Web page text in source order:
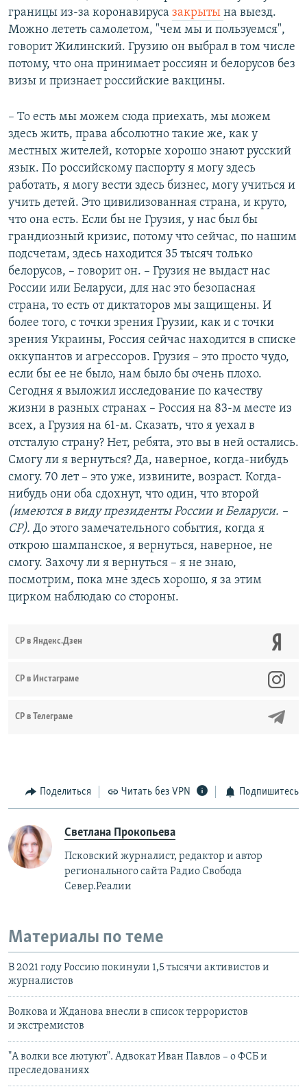
границы из-за коронавируса закрыты на выезд.
Можно лететь самолетом, "чем мы и пользуемся",
говорит Жилинский. Грузию он выбрал в том числе
потому, что она принимает россиян и белорусов без
визы и признает российские вакцины.
– То есть мы можем сюда приехать, мы можем
здесь жить, права абсолютно такие же, как у
местных жителей, которые хорошо знают русский
язык. По российскому паспорту я могу здесь
работать, я могу вести здесь бизнес, могу учиться и
учить детей. Это цивилизованная страна, и круто,
что она есть. Если бы не Грузия, у нас был бы
грандиозный кризис, потому что сейчас, по нашим
подсчетам, здесь находится 35 тысяч только
белорусов, – говорит он. – Грузия не выдаст нас
России или Беларуси, для нас это безопасная
страна, то есть от диктаторов мы защищены. И
более того, с точки зрения Грузии, как и с точки
зрения Украины, Россия сейчас находится в списке
оккупантов и агрессоров. Грузия – это просто чудо,
если бы ее не было, нам было бы очень плохо.
Сегодня я выложил исследование по качеству
жизни в разных странах – Россия на 83-м месте из
всех, а Грузия на 61-м. Сказать, что я уехал в
отсталую страну? Нет, ребята, это вы в ней остались.
Смогу ли я вернуться? Да, наверное, когда-нибудь
смогу. 70 лет – это уже, извините, возраст. Когда-
нибудь они оба сдохнут, что один, что второй
(имеются в виду президенты России и Беларуси. –
СР). До этого замечательного события, когда я
открою шампанское, я вернуться, наверное, не
смогу. Захочу ли я вернуться – я не знаю,
посмотрим, пока мне здесь хорошо, я за этим
цирком наблюдаю со стороны.
СР в Яндекс.Дзен
CР в Инстаграме
СР в Телеграме
Поделиться Читать без VPN Подпишитесь
Светлана Прокопьева
Псковский журналист, редактор и автор
регионального сайта Радио Свобода
Север.Реалии
Материалы по теме
В 2021 году Россию покинули 1,5 тысячи активистов и
журналистов
Волкова и Жданова внесли в список террористов
и экстремистов
"А волки все лютуют". Адвокат Иван Павлов – о ФСБ и
преследованиях